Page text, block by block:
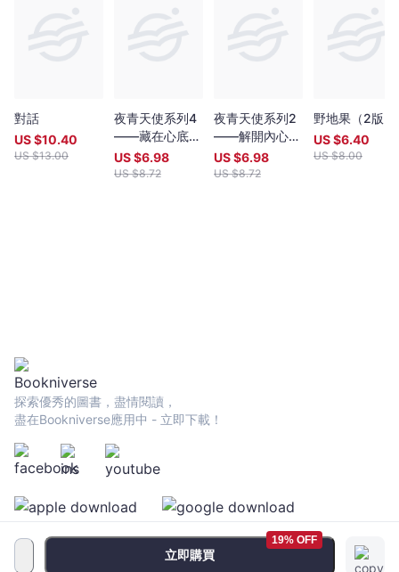
對話
US $10.40
US $13.00
夜青天使系列4
——藏在心底的
秘密
US $6.98
US $8.72
夜青天使系列2
——解開內心的
枷鎖
US $6.98
US $8.72
野地果（2版）
US $6.40
US $8.00
立即購買
19% OFF
探索優秀的圖書，盡情閱讀，
盡在Bookniverse應用中 - 立即下載！